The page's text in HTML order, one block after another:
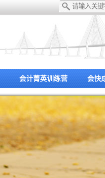
会计菁英训练营 会快